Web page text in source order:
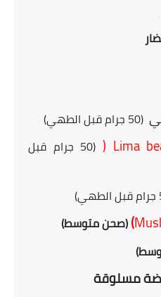
(50 جرام قبل الطهي)
Lima
)
(50 جرام قبل
)(صحن متوسط)